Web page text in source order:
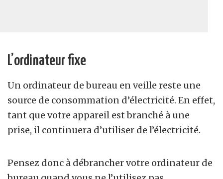
L’ordinateur fixe
Un ordinateur de bureau en veille reste une
source de consommation d’électricité. En effet,
tant que votre appareil est branché à une
prise, il continuera d’utiliser de l’électricité.
Pensez donc à débrancher votre ordinateur de